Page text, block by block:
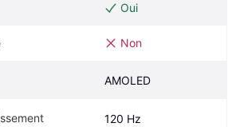
Oui
Non
AMOLED
120 Hz